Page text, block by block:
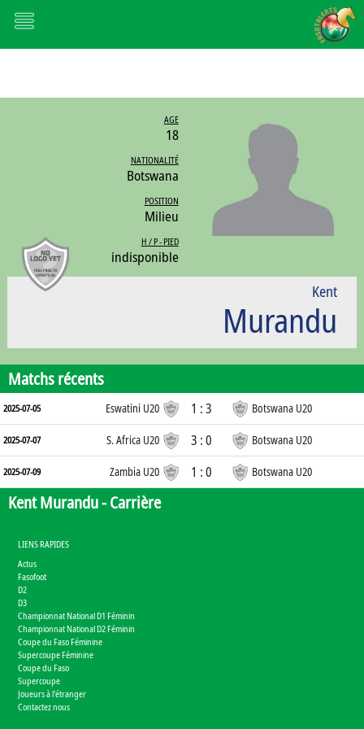
AGE
18
NATIONALITÉ
Botswana
POSITION
Milieu
H / P - PIED
indisponible
Kent
Murandu
Matchs récents
2025-07-05 Eswatini U20 1 : 3 Botswana U20
2025-07-07 S. Africa U20 3 : 0 Botswana U20
2025-07-09 Zambia U20 1 : 0 Botswana U20
Kent Murandu -Carrière
LIENS RAPIDES
Actus
Fasofoot
D2
D3
Championnat National D1 Féminin
Championnat National D2 Féminin
Coupe du Faso Féminine
Supercoupe Féminine
Coupe du Faso
Supercoupe
Joueurs à l'étranger
Contactez nous